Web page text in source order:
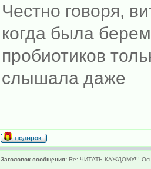
Честно говоря,
когда была
пробиотиков
слышала даже
Заголовок сообщения: Re: ЧИТАТЬ КАЖДОМУ!!!